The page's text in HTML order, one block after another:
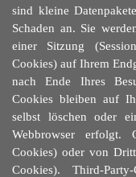
sind kleine
Schaden an. Sie
einer Sitzung
Cookies) auf Ihrem
nach Ende Ihres
Cookies bleiben auf
selbst löschen oder
Webbrowser erfolgt.
Cookies) oder von
Cookies). Third-